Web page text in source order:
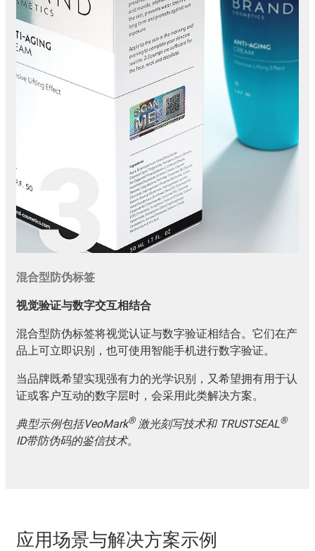
混合型防伪标签
视觉验证与数字交互相结合
混合型防伪标签将视觉认证与数字验证相结合。它们在产
品上可立即识别，也可使用智能手机进行数字验证。
当品牌既希望实现强有力的光学识别，又希望拥有用于认
证或客户互动的数字层时，会采用此类解决方案。
典型示例包括VeoMark®激光刻写技术和 TRUSTSEAL®
ID带防伪码的鉴信技术。
应用场景与解决方案示例